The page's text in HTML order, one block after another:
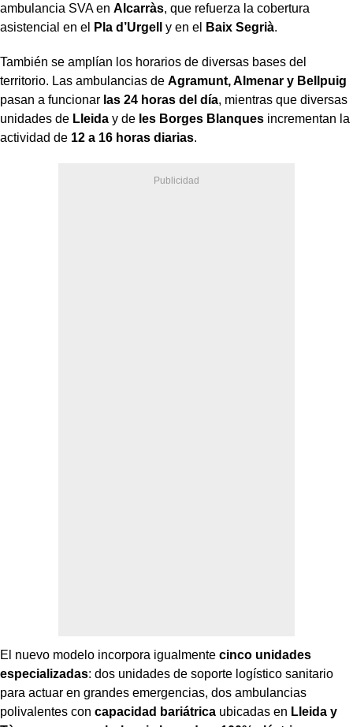
ambulancia SVA en Alcarràs, que refuerza la cobertura
asistencial en el
Pla d’Urgell y en el Baix Segrià.
También se amplían los horarios de diversas bases del
territorio. Las ambulancias de Agramunt, Almenar y Bellpuig
pasan a funcionar las 24 horas del día, mientras que diversas
unidades de Lleida y de les Borges Blanques incrementan la
actividad de 12 a 16 horas diarias.
El nuevo modelo incorpora igualmente cinco unidades
especializadas: dos unidades de soporte logístico sanitario
para actuar en grandes emergencias, dos ambulancias
polivalentes con capacidad bariátrica ubicadas en Lleida y